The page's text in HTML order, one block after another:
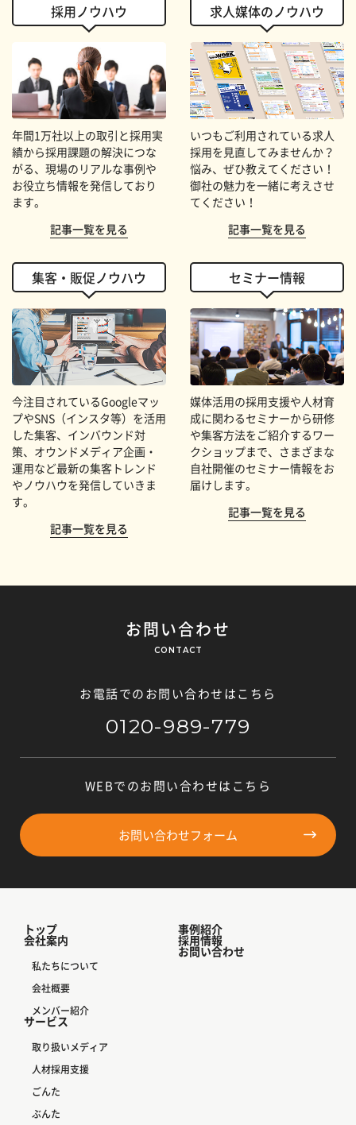
採用ノウハウ
年間1万社以上の取引と採用実
績から採用課題の解決につな
がる、現場のリアルな事例や
お役立ち情報を発信しており
ます。
記事一覧を見る
求人媒体のノウハウ
いつもご利用されている求人
採用を見直してみませんか？
悩み、ぜひ教えてください！
御社の魅力を一緒に考えさせ
てください！
記事一覧を見る
集客・販促ノウハウ
今注目されているGoogleマッ
プやSNS（インスタ等）を活用
した集客、インバウンド対
策、オウンドメディア企画・
運用など最新の集客トレンド
やノウハウを発信していきま
す。
記事一覧を見る
セミナー情報
媒体活用の採用支援や人材育
成に関わるセミナーから研修
や集客方法をご紹介するワー
クショップまで、さまざまな
自社開催のセミナー情報をお
届けします。
記事一覧を見る
お問い合わせ
CONTACT
お電話でのお問い合わせはこちら
0120-989-779
WEBでのお問い合わせはこちら
お問い合わせフォーム
トップ
会社案内
私たちについて
会社概要
メンバー紹介
サービス
取り扱いメディア
人材採用支援
ごんた
ぶんた
事例紹介
採用情報
お問い合わせ